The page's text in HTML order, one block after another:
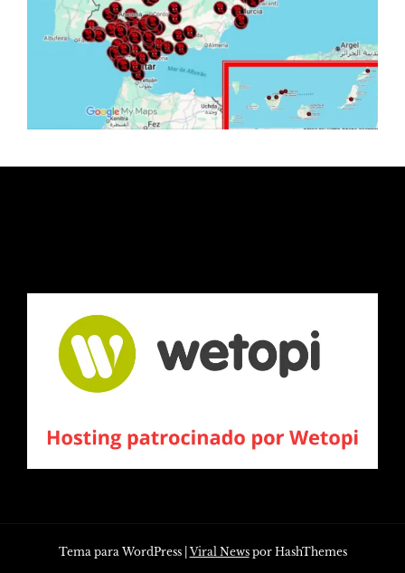
Tema para WordPress Viral Newspor HashThemes